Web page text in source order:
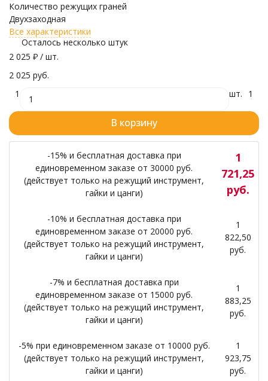
Количество режущих граней
Двухзаходная
Все характеристики
Осталось несколько штук
2 025 ₽ / шт.
2 025 руб.
1
шт. 1
В корзину
-15% и бесплатная доставка при
единовременном заказе от 30000 руб.
(действует только на режущий инструмент,
гайки и цанги)
1
721,25
руб.
-10% и бесплатная доставка при
единовременном заказе от 20000 руб.
(действует только на режущий инструмент,
гайки и цанги)
1
822,50
руб.
-7% и бесплатная доставка при
единовременном заказе от 15000 руб.
(действует только на режущий инструмент,
гайки и цанги)
1
883,25
руб.
-5% при единовременном заказе от 10000 руб.
(действует только на режущий инструмент,
гайки и цанги)
1
923,75
руб.